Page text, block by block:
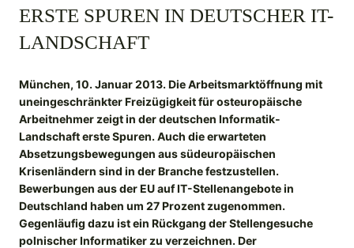
ERSTE SPUREN IN DEUTSCHER IT-
LANDSCHAFT
München, 10. Januar 2013. Die Arbeitsmarktöffnung mit
uneingeschränkter Freizügigkeit für osteuropäische
Arbeitnehmer zeigt in der deutschen Informatik-
Landschaft erste Spuren. Auch die erwarteten
Absetzungsbewegungen aus südeuropäischen
Krisenländern sind in der Branche festzustellen.
Bewerbungen aus der EU auf IT-Stellenangebote in
Deutschland haben um 27 Prozent zugenommen.
Gegenläufig dazu ist ein Rückgang der Stellengesuche
polnischer Informatiker zu verzeichnen. Der